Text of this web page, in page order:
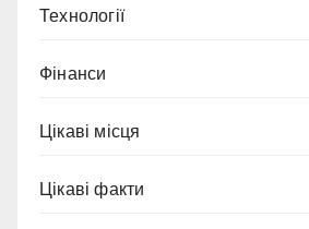
Технології
Фінанси
Цікаві місця
Цікаві факти